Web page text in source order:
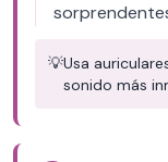
💡Usa
sonido más